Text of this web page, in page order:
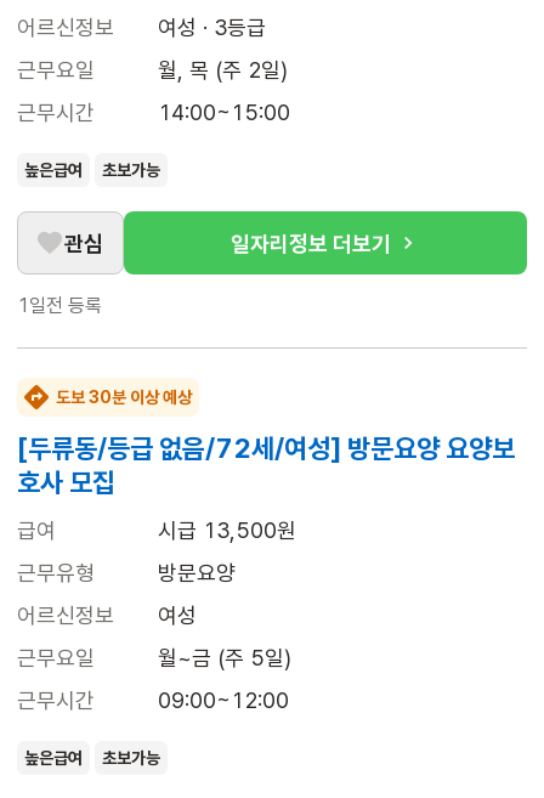
어르신정보
여성 · 3등급
근무요일
월, 목 (주 2일)
근무시간
14:00~15:00
높은급여 초보가능
관심 일자리정보 더보기
1일전 등록
도보 30분 이상 예상
[두류동/등급 없음/72세/여성] 방문요양 요양보
호사 모집
급여
시급 13,500원
근무유형
방문요양
어르신정보
여성
근무요일
월~금 (주 5일)
근무시간
09:00~12:00
높은급여 초보가능